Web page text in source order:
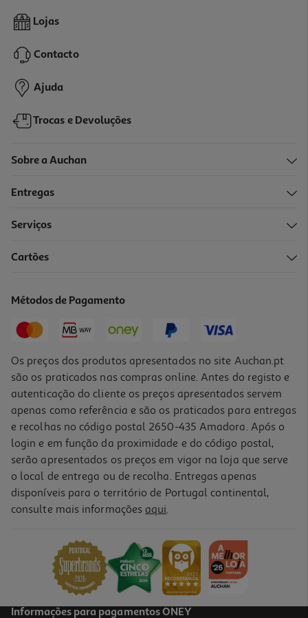
Gel Vitis Dentifrico Júnior Tutti Fruti 6-12 Anos 75ml
6,37 €
-25%
Price reduced from
7,90 €to
Promoção
Pasta Dentifrica Fluocaril Júnior Frutos Vermelhos 7-12 75ml
Lojas
Contacto
Ajuda
Trocas e Devoluções
Sobre a Auchan
Entregas
Serviços
Cartões
Métodos de Pagamento
Os preços dos produtos apresentados no site Auchan.pt
são os praticados nas compras online. Antes do registo e
autenticação do cliente os preços apresentados servem
apenas como referência e são os praticados para entregas
e recolhas no código postal 2650-435 Amadora. Após o
login e em função da proximidade e do código postal,
serão apresentados os preços em vigor na loja que serve
o local de entrega ou de recolha. Entregas apenas
disponíveis para o território de Portugal continental,
consulte mais informações aqui.
Informações para pagamentos ONEY